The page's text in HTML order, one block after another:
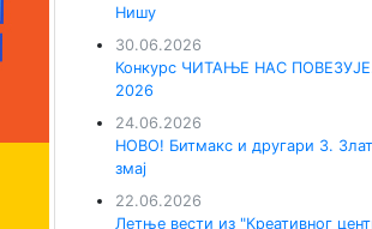
Нишу
30.06.2026
Конкурс ЧИТАЊЕ НАС
2026
24.06.2026
НОВО! Битмакс и другари 3.
змај
22.06.2026
Летње вести из "Креативног